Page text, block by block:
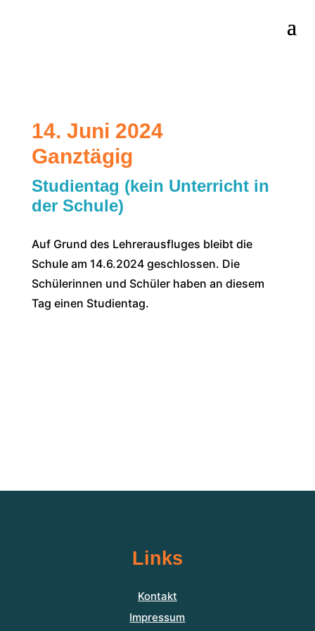
14. Juni 2024
Ganztägig
Studientag (kein Unterricht in
der Schule)
Auf Grund des Lehrerausfluges bleibt die
Schule am 14.6.2024 geschlossen. Die
Schülerinnen und Schüler haben an diesem
Tag einen Studientag.
Links
Kontakt
Impressum